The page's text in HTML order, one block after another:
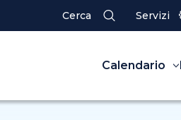
Cerca Servizi
Calendario